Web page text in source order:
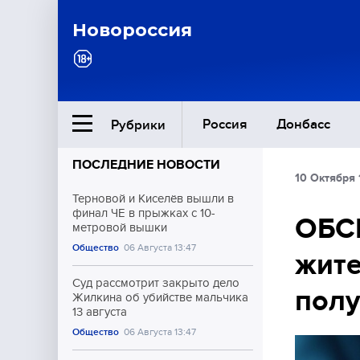
Новороссия
Рубрики Россия Донбасс
Ближний Восток
Общество
Культура
ПОСЛЕДНИЕ НОВОСТИ
Терновой и Киселёв вышли в
финал ЧЕ в прыжках с 10-
метровой вышки
Общество 06 Августа 13:47
Суд рассмотрит закрыто дело
Жилкина об убийстве мальчика
13 августа
Общество 06 Августа 13:47
10 Октября